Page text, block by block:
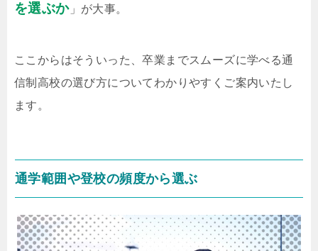
を選ぶか」が大事。
ここからはそういった、卒業までスムーズに学べる通
信制高校の選び方についてわかりやすくご案内いたし
ます。
通学範囲や登校の頻度から選ぶ